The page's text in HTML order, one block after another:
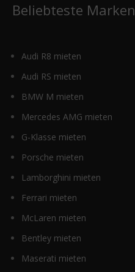
Beliebteste Marken
Audi R8 mieten
Audi RS mieten
BMW M mieten
Mercedes AMG mieten
G-Klasse mieten
Porsche mieten
Lamborghini mieten
Ferrari mieten
McLaren mieten
Bentley mieten
Maserati mieten